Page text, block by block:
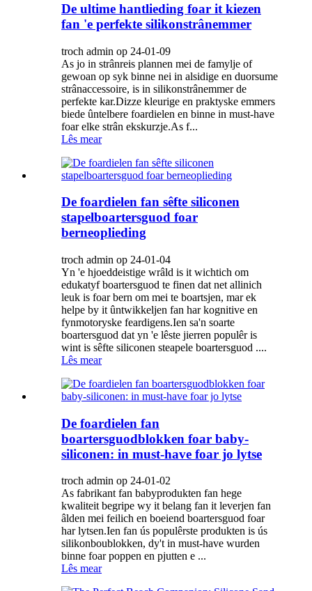
De ultime hantlieding foar it kiezen
fan 'e perfekte silikonstrânemmer
troch admin op 24-01-09
As jo ​​​​in strânreis plannen mei de famylje of
gewoan op syk binne nei in alsidige en duorsume
strânaccessoire, is in silikonstrânemmer de
perfekte kar.Dizze kleurige en praktyske emmers
biede ûntelbere foardielen en binne in must-have
foar elke strân ekskurzje.As f...
Lês mear
De foardielen fan sêfte siliconen
stapelboartersguod foar
berneoplieding
troch admin op 24-01-04
Yn 'e hjoeddeistige wrâld is it wichtich om
edukatyf boartersguod te finen dat net allinich
leuk is foar bern om mei te boartsjen, mar ek
helpe by it ûntwikkeljen fan har kognitive en
fynmotoryske feardigens.Ien sa'n soarte
boartersguod dat yn 'e lêste jierren populêr is
wint is sêfte siliconen steapele boartersguod ....
Lês mear
De foardielen fan
boartersguodblokken foar baby-
siliconen: in must-have foar jo lytse
troch admin op 24-01-02
As fabrikant fan babyprodukten fan hege
kwaliteit begripe wy it belang fan it leverjen fan
âlden mei feilich en boeiend boartersguod foar
har lytsen.Ien fan ús populêrste produkten is ús
silikonboublokken, dy't in must-have wurden
binne foar poppen en pjutten e ...
Lês mear